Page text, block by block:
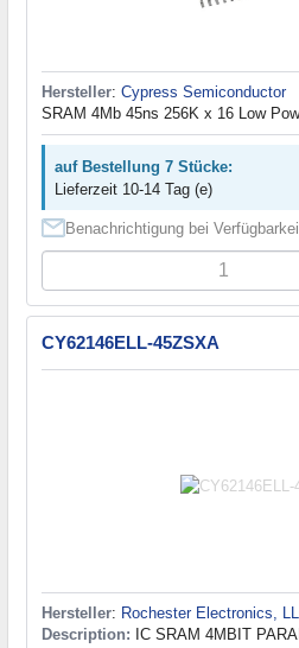
Hersteller: Cypress Semiconductor
SRAM 4Mb 45ns 256K x 16 Low
auf Bestellung 7 Stücke:
Lieferzeit 10-14 Tag (e)
Benachrichtigung bei
CY62146ELL-45ZSXA
Hersteller: Rochester Electronics,
Description: IC SRAM 4MBIT